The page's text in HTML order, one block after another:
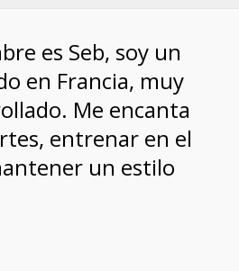
es Seb, soy un
en Francia, muy
Me encanta
entrenar en el
un estilo